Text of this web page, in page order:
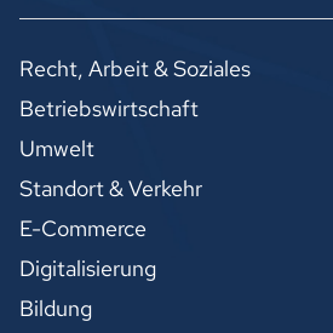
Recht, Arbeit & Soziales
Betriebswirtschaft
Umwelt
Standort & Verkehr
E-Commerce
Digitalisierung
Bildung